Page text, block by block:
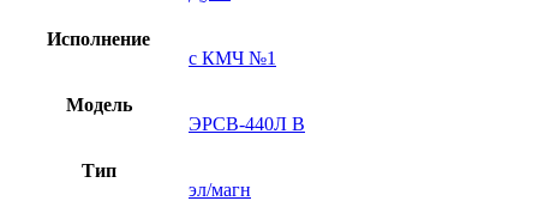
Исполнение
с КМЧ №1
Модель
ЭРСВ-440Л В
Тип
эл/магн